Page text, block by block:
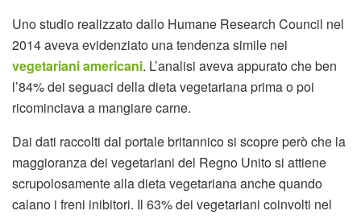
Uno studio realizzato dallo Humane Research Council nel
2014 aveva evidenziato una tendenza simile nei
vegetariani americani. L’analisi aveva appurato che ben
l’84% dei seguaci della dieta vegetariana prima o poi
ricominciava a mangiare carne.
Dai dati raccolti dal portale britannico si scopre però che la
maggioranza dei vegetariani del Regno Unito si attiene
scrupolosamente alla dieta vegetariana anche quando
calano i freni inibitori. Il 63% dei vegetariani coinvolti nel